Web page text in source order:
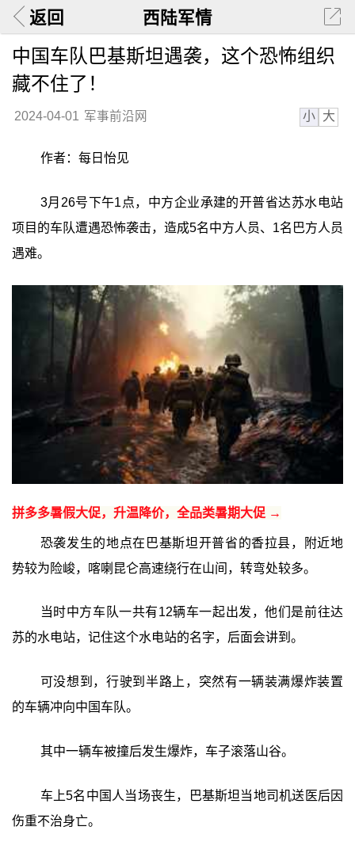
返回 西陆军情
中国车队巴基斯坦遇袭，这个恐怖组织
藏不住了！
2024-04-01 军事前沿网 小 大
作者：每日怡见
3月26号下午1点，中方企业承建的开普省达苏水电站
项目的车队遭遇恐怖袭击，造成5名中方人员、1名巴方人员
遇难。
拼多多暑假大促，升温降价，全品类暑期大促 →
恐袭发生的地点在巴基斯坦开普省的香拉县，附近地
势较为险峻，喀喇昆仑高速绕行在山间，转弯处较多。
当时中方车队一共有12辆车一起出发，他们是前往达
苏的水电站，记住这个水电站的名字，后面会讲到。
可没想到，行驶到半路上，突然有一辆装满爆炸装置
的车辆冲向中国车队。
其中一辆车被撞后发生爆炸，车子滚落山谷。
车上5名中国人当场丧生，巴基斯坦当地司机送医后因
伤重不治身亡。